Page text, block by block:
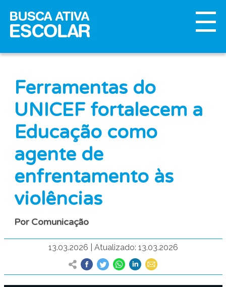
Ferramentas do
UNICEF fortalecem a
Educação como
agente de
enfrentamento às
violências
Por Comunicação
13.03.2026 Atualizado: 13.03.2026